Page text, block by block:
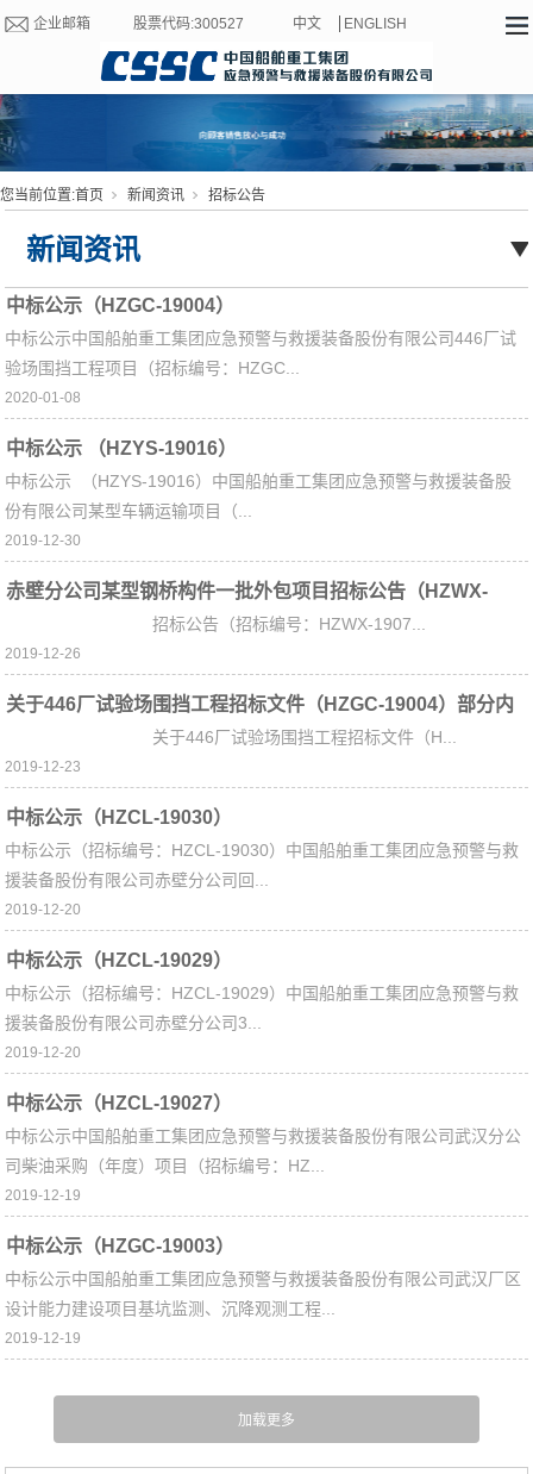
企业邮箱 股票代码:300527 中文 ENGLISH
您当前位置:首页 新闻资讯 招标公告
新闻资讯
中标公示（HZGC-19004）
中标公示中国船舶重工集团应急预警与救援装备股份有限公司446厂试
验场围挡工程项目（招标编号：HZGC...
2020-01-08
中标公示 （HZYS-19016）
中标公示 （HZYS-19016）中国船舶重工集团应急预警与救援装备股
份有限公司某型车辆运输项目（...
2019-12-30
赤壁分公司某型钢桥构件一批外包项目招标公告（HZWX-
招标公告（招标编号：HZWX-1907...
2019-12-26
关于446厂试验场围挡工程招标文件（HZGC-19004）部分内
关于446厂试验场围挡工程招标文件（H...
2019-12-23
中标公示（HZCL-19030）
中标公示（招标编号：HZCL-19030）中国船舶重工集团应急预警与救
援装备股份有限公司赤壁分公司回...
2019-12-20
中标公示（HZCL-19029）
中标公示（招标编号：HZCL-19029）中国船舶重工集团应急预警与救
援装备股份有限公司赤壁分公司3...
2019-12-20
中标公示（HZCL-19027）
中标公示中国船舶重工集团应急预警与救援装备股份有限公司武汉分公
司柴油采购（年度）项目（招标编号：HZ...
2019-12-19
中标公示（HZGC-19003）
中标公示中国船舶重工集团应急预警与救援装备股份有限公司武汉厂区
设计能力建设项目基坑监测、沉降观测工程...
2019-12-19